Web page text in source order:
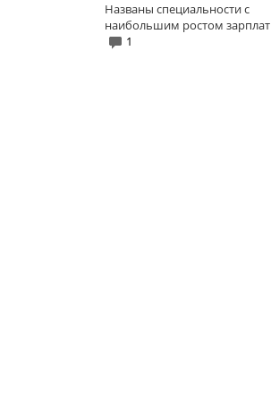
Названы специальности с
наибольшим ростом зарплат
1